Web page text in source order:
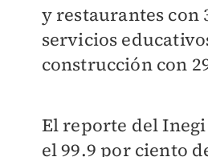
y restaurantes con
servicios
construcción con
El reporte del
el 99.9 por ciento